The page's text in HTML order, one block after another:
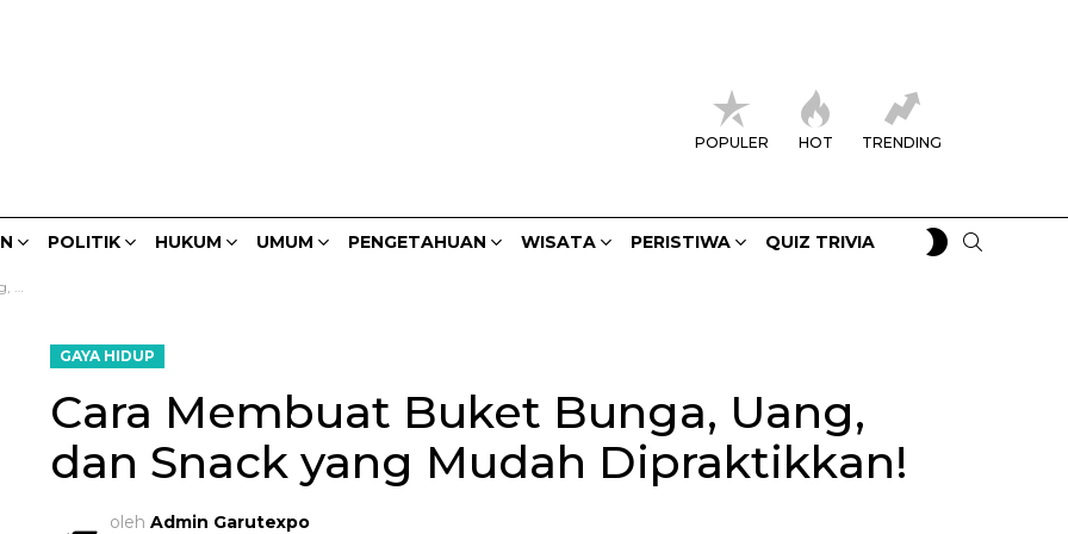
POPULER HOT TRENDING
POLITIK HUKUM UMUM PENGETAHUAN WISATA PERISTIWA QUIZ TRIVIA
SWITCH
SKIN
GAYA HIDUP
Cara Membuat Buket Bunga, Uang,
dan Snack yang Mudah Dipraktikkan!
oleh Admin Garutexpo